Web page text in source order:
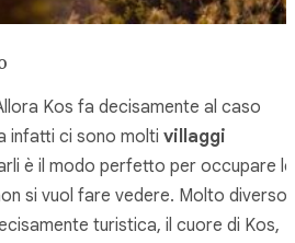
Kos fa decisamente al caso
infatti ci sono molti villaggi
è il modo perfetto per occupare le
si vuol fare vedere. Molto diverso
turistica, il cuore di Kos,